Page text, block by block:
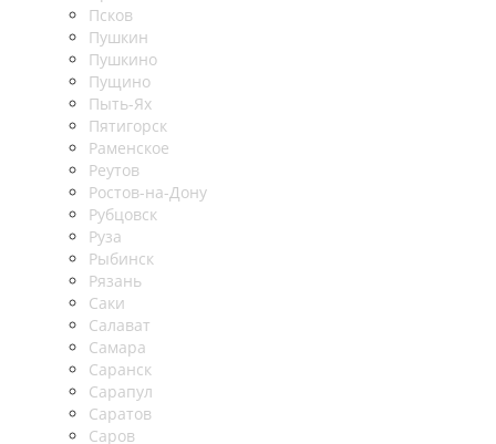
Псков
Пушкин
Пушкино
Пущино
Пыть-Ях
Пятигорск
Раменское
Реутов
Ростов-на-Дону
Рубцовск
Руза
Рыбинск
Рязань
Саки
Салават
Самара
Саранск
Сарапул
Саратов
Саров